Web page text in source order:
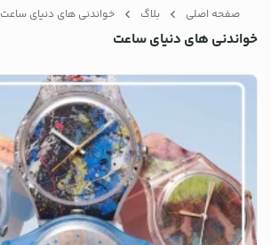
صفحه اصلی بلاگ خواندنی های دنیای ساعت
خواندنی های دنیای ساعت